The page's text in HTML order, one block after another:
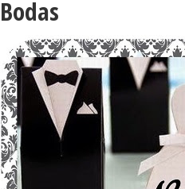
Bodas